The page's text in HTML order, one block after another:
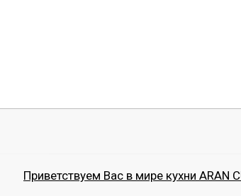
Приветствуем Вас в мире кухни ARAN